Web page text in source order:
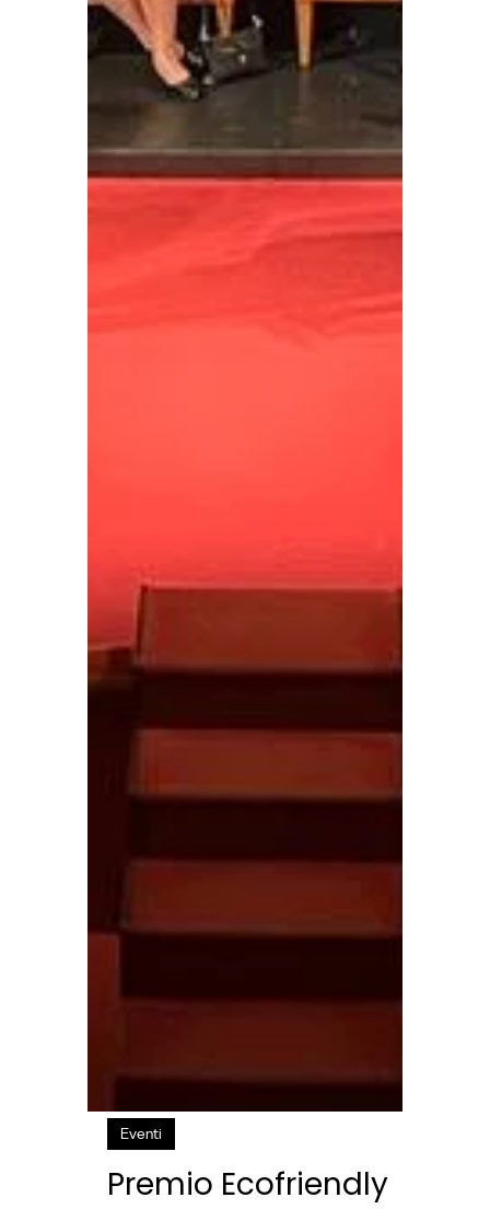
Eventi